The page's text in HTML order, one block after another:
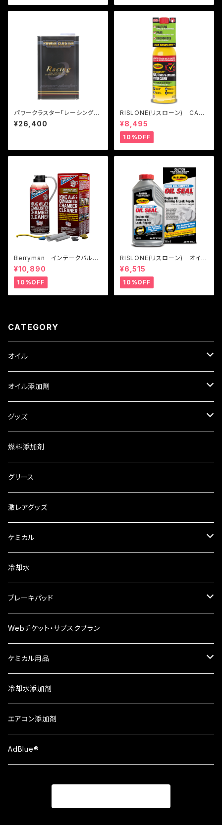
パワークラスター「レーシング
漆黒」4L
¥26,400
RISLONE(リスローン) CAT
コンプリート ※本製品はガソ
リン車専用です
¥8,495
10%OFF
Berryman インテークバルブ
＆ 燃焼室クリーナー Step3
¥10,890
10%OFF
RISLONE(リスローン) オイル
シールリペア
¥6,515
10%OFF
CATEGORY
オイル
ロイヤルパープル
HPS スタンダードオイル
XPR レーシングオイル
トライボダイン
中国興業
オリジナルオイル
パワークラスターオイル
レーシング
レーシング 漆黒
オイル添加剤
SOD-1
WAGNER
ロイヤルパープル
エアコン
グッズ
車検証入れ
お茶
御守り
燃料添加剤
グリース
激レアグッズ
ケミカル
ヤマルーブ
クリーンワックス
冷却水
ブレーキパッド
Winmax
APシリーズ
ATシリーズ①
Webチケット・サブスクプラン
ケミカル用品
Berryman
冷却水添加剤
エアコン添加剤
AdBlue®